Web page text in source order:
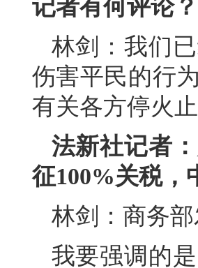
记者有何评论？
林剑：我们
伤害平民的行
有关各方停火
法新社记者
征100%关税，
林剑： 商务
我要强调的